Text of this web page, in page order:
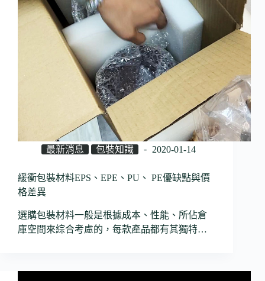
最新消息 包裝知識 2020-01-14
緩衝包裝材料EPS、EPE、PU、 PE優缺點與價
格差異
選購包裝材料一般是根據成本、性能、所佔倉
庫空間來綜合考慮的，每款產品都有其獨特…